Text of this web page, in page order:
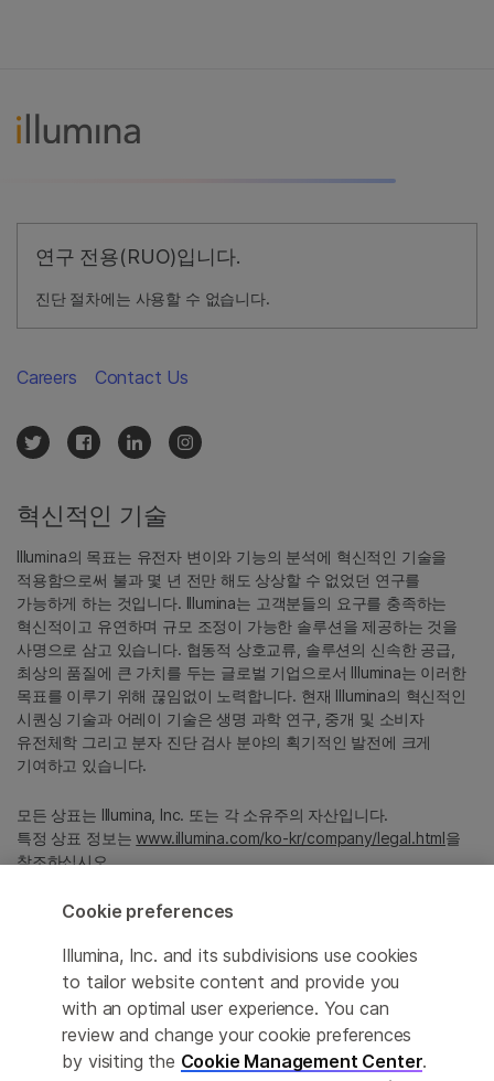
연구 전용(RUO)입니다.
진단 절차에는 사용할 수 없습니다.
혁신적인 기술
Illumina의 목표는 유전자 변이와 기능의 분석에 혁신적인 기술을
적용함으로써 불과 몇 년 전만 해도 상상할 수 없었던 연구를
가능하게 하는 것입니다. Illumina는 고객분들의 요구를 충족하는
혁신적이고 유연하며 규모 조정이 가능한 솔루션을 제공하는 것을
사명으로 삼고 있습니다. 협동적 상호교류, 솔루션의 신속한 공급,
최상의 품질에 큰 가치를 두는 글로벌 기업으로서 Illumina는 이러한
목표를 이루기 위해 끊임없이 노력합니다. 현재 Illumina의 혁신적인
시퀀싱 기술과 어레이 기술은 생명 과학 연구, 중개 및 소비자
유전체학 그리고 분자 진단 검사 분야의 획기적인 발전에 크게
기여하고 있습니다.
모든 상표는 Illumina, Inc. 또는 각 소유주의 자산입니다.
특정 상표 정보는www.illumina.com/ko-kr/company/legal.html을
참조하십시오.
Privacy Policy
Careers Contact Us
© 2026 Illumina, Inc. All rights reserved.
Cookie preferences
Illumina, Inc. and its subdivisions use cookies
to tailor website content and provide you
with an optimal user experience. You can
review and change your cookie preferences
by visiting the Cookie Management Center.